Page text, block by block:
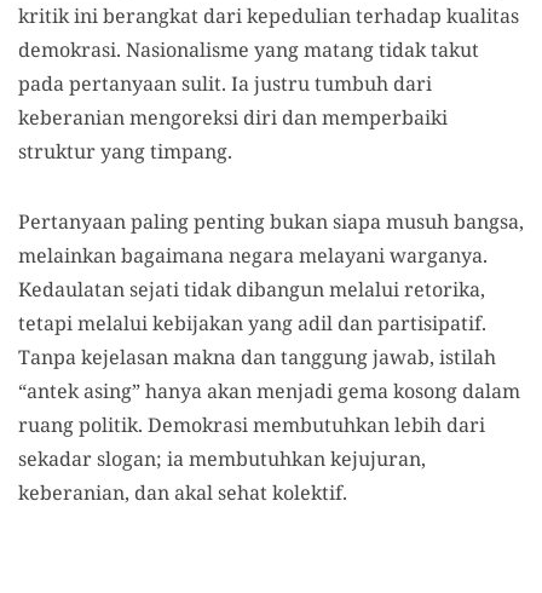
kritik ini berangkat dari kepedulian terhadap kualitas
demokrasi. Nasionalisme yang matang tidak takut
pada pertanyaan sulit. Ia justru tumbuh dari
keberanian mengoreksi diri dan memperbaiki
struktur yang timpang.
Pertanyaan paling penting bukan siapa musuh bangsa,
melainkan bagaimana negara melayani warganya.
Kedaulatan sejati tidak dibangun melalui retorika,
tetapi melalui kebijakan yang adil dan partisipatif.
Tanpa kejelasan makna dan tanggung jawab, istilah
“antek asing” hanya akan menjadi gema kosong dalam
ruang politik. Demokrasi membutuhkan lebih dari
sekadar slogan; ia membutuhkan kejujuran,
keberanian, dan akal sehat kolektif.